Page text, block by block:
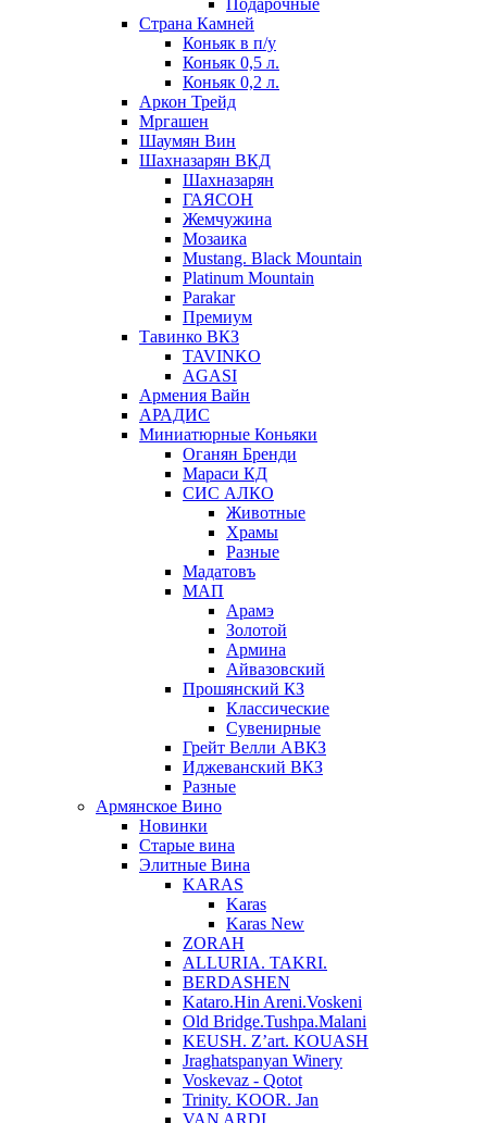
Подарочные
Страна Камней
Коньяк в п/у
Коньяк 0,5 л.
Коньяк 0,2 л.
Аркон Трейд
Мргашен
Шаумян Вин
Шахназарян ВКД
Шахназарян
ГАЯСОН
Жемчужина
Мозаика
Mustang. Black Mountain
Platinum Mountain
Parakar
Премиум
Тавинко ВКЗ
TAVINKO
AGASI
Армения Вайн
АРАДИС
Миниатюрные Коньяки
Оганян Бренди
Мараси КД
СИС АЛКО
Животные
Храмы
Разные
Мадатовъ
МАП
Арамэ
Золотой
Армина
Айвазовский
Прошянский КЗ
Классические
Сувенирные
Грейт Велли АВКЗ
Иджеванский ВКЗ
Разные
Армянское Вино
Новинки
Старые вина
Элитные Вина
KARAS
Karas
Karas New
ZORAH
ALLURIA. TAKRI.
BERDASHEN
Kataro.Hin Areni.Voskeni
Old Bridge.Tushpa.Malani
KEUSH. Z’art. KOUASH
Jraghatspanyan Winery
Voskevaz - Qotot
Trinity. KOOR. Jan
VAN ARDI